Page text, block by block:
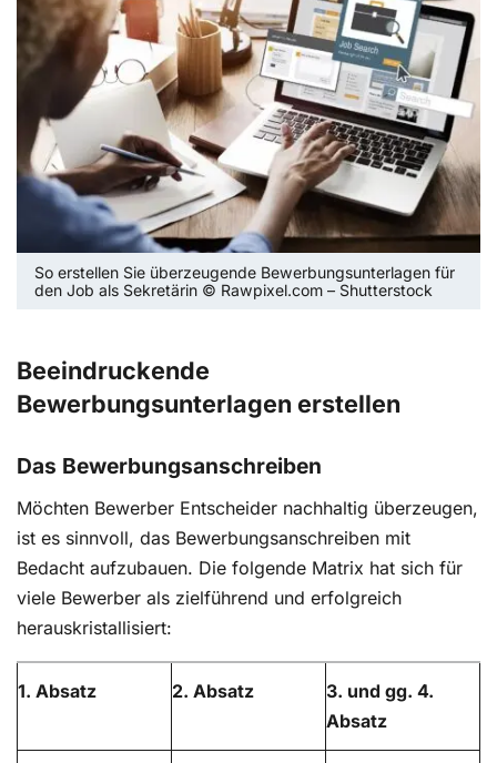
So erstellen Sie überzeugende Bewerbungsunterlagen für
den Job als Sekretärin © Rawpixel.com – Shutterstock
Beeindruckende
Bewerbungsunterlagen erstellen
Das Bewerbungsanschreiben
Möchten Bewerber Entscheider nachhaltig überzeugen,
ist es sinnvoll, das Bewerbungsanschreiben mit
Bedacht aufzubauen. Die folgende Matrix hat sich für
viele Bewerber als zielführend und erfolgreich
herauskristallisiert:
1. Absatz 2. Absatz
3. und gg. 4.
Absatz